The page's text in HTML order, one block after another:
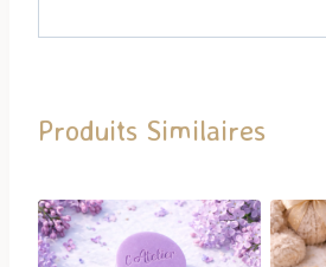
n
Produits Similaires